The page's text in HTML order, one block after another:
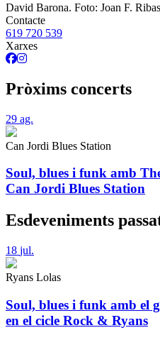
David Barona. Foto: Joan F. Ribas
Contacte
619 720 539
Xarxes
Pròxims concerts
29 ag.
Can Jordi Blues Station
Soul, blues i funk amb
Can Jordi Blues Station
Esdeveniments
18 jul.
Ryans Lolas
Soul, blues i funk amb el
en el cicle Rock & Ryans